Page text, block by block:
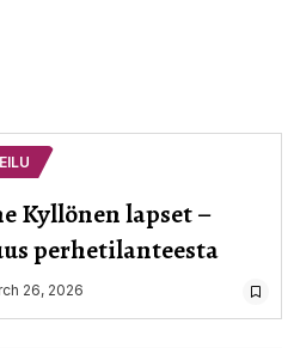
Kyllönen lapset –
perhetilanteesta
26, 2026